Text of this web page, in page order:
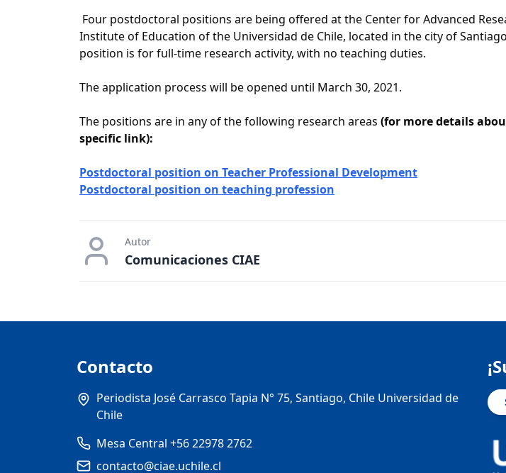
Four postdoctoral positions are being offered at the Center for Advanced
Institute of Education of the Universidad de Chile, located in the city of
position is for full-time research activity, with no teaching duties.
The application process will be opened until March 30, 2021.
The positions are in any of the following research areas (for more details
specific link):
Postdoctoral position on Teacher Professional Development
Postdoctoral position on teaching profession
Autor
Comunicaciones CIAE
Contacto
Periodista José Carrasco Tapia N° 75, Santiago, Chile Universidad de
Chile
Mesa Central +56 22978 2762
contacto@ciae.uchile.cl